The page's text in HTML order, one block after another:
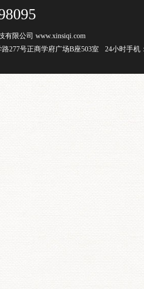
有限公司 www.xinsiqi.com
277号正商学府广场B座503室 24小时手机